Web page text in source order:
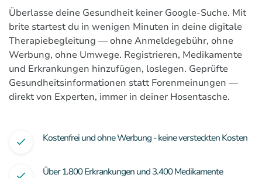
Überlasse deine Gesundheit keiner Google-Suche. Mit
brite startest du in wenigen Minuten in deine digitale
Therapiebegleitung — ohne Anmeldegebühr, ohne
Werbung, ohne Umwege. Registrieren, Medikamente
und Erkrankungen hinzufügen, loslegen. Geprüfte
Gesundheitsinformationen statt Forenmeinungen —
direkt von Experten, immer in deiner Hosentasche.
Kostenfrei und ohne Werbung - keine versteckten Kosten
Über 1.800 Erkrankungen und 3.400 Medikamente